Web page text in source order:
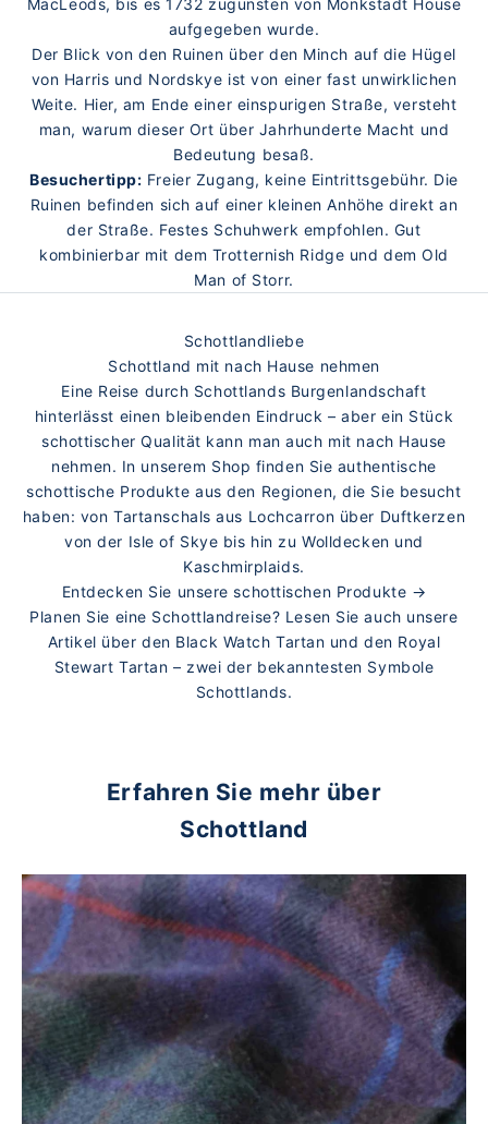
aufgegeben wurde.
Der Blick von den Ruinen über den Minch auf die Hügel
von Harris und Nordskye ist von einer fast unwirklichen
Weite. Hier, am Ende einer einspurigen Straße, versteht
man, warum dieser Ort über Jahrhunderte Macht und
Bedeutung besaß.
Besuchertipp: Freier Zugang, keine Eintrittsgebühr. Die
Ruinen befinden sich auf einer kleinen Anhöhe direkt an
der Straße. Festes Schuhwerk empfohlen. Gut
kombinierbar mit dem Trotternish Ridge und dem Old
Man of Storr.
Schottlandliebe
Schottland mit nach Hause nehmen
Eine Reise durch Schottlands Burgenlandschaft
hinterlässt einen bleibenden Eindruck – aber ein Stück
schottischer Qualität kann man auch mit nach Hause
nehmen. In unserem Shop finden Sie authentische
schottische Produkte aus den Regionen, die Sie besucht
haben: von Tartanschals aus Lochcarron über Duftkerzen
von der Isle of Skye bis hin zu Wolldecken und
Kaschmirplaids.
Entdecken Sie unsere schottischen Produkte →
Planen Sie eine Schottlandreise? Lesen Sie auch unsere
Artikel über den Black Watch Tartan und den Royal
Stewart Tartan – zwei der bekanntesten Symbole
Schottlands.
Erfahren Sie mehr über
Schottland